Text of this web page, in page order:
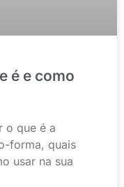
é e como
o que é a
forma, quais
usar na sua